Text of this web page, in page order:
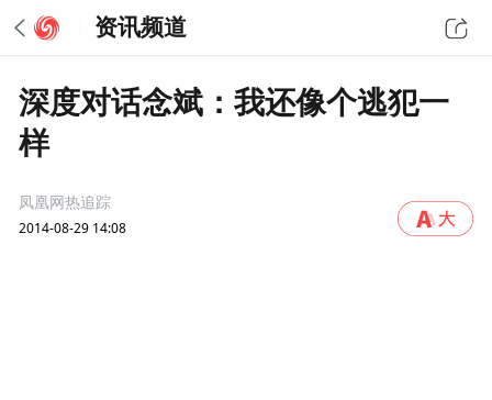
资讯频道
深度对话念斌：我还像个逃犯一
样
凤凰网热追踪
2014-08-29 14:08